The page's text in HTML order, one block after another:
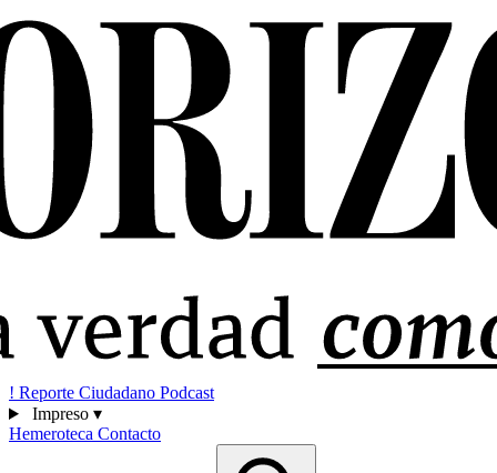
! Reporte Ciudadano Podcast
Impreso ▾
Hemeroteca Contacto